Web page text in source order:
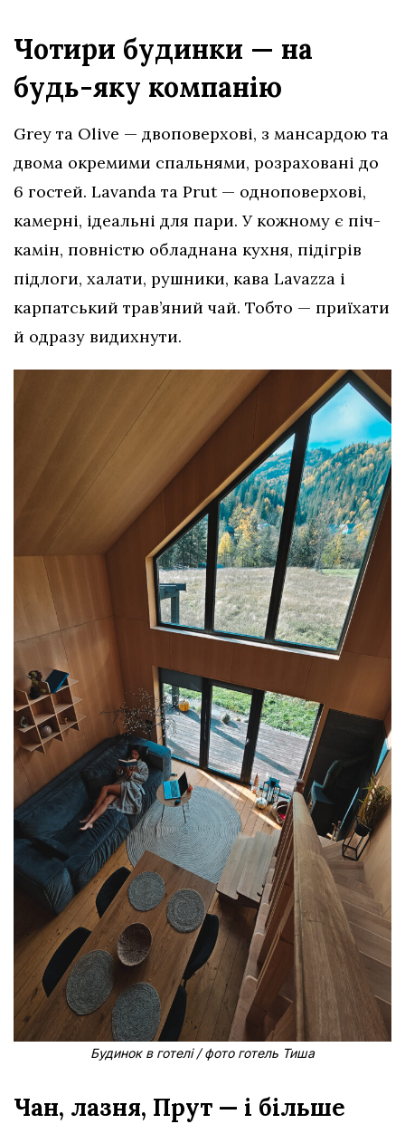
Чотири будинки — на
будь-яку компанію
Grey та Olive — двоповерхові, з мансардою та
двома окремими спальнями, розраховані до
6 гостей. Lavanda та Prut — одноповерхові,
камерні, ідеальні для пари. У кожному є піч-
камін, повністю обладнана кухня, підігрів
підлоги, халати, рушники, кава Lavazza і
карпатський трав’яний чай. Тобто — приїхати
й одразу видихнути.
Будинок в готелі / фото готель Тиша
Чан, лазня, Прут — і більше